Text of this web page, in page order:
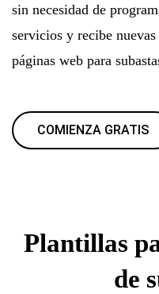
sin necesidad de
servicios y recibe
páginas web para
COMIENZA GRATIS
Plantillas
de